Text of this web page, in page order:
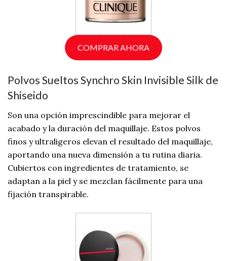
COMPRAR AHORA
Polvos Sueltos Synchro Skin Invisible Silk de
Shiseido
Son una opción imprescindible para mejorar el
acabado y la duración del maquillaje. Estos polvos
finos y ultraligeros elevan el resultado del maquillaje,
aportando una nueva dimensión a tu rutina diaria.
Cubiertos con ingredientes de tratamiento, se
adaptan a la piel y se mezclan fácilmente para una
fijación transpirable.